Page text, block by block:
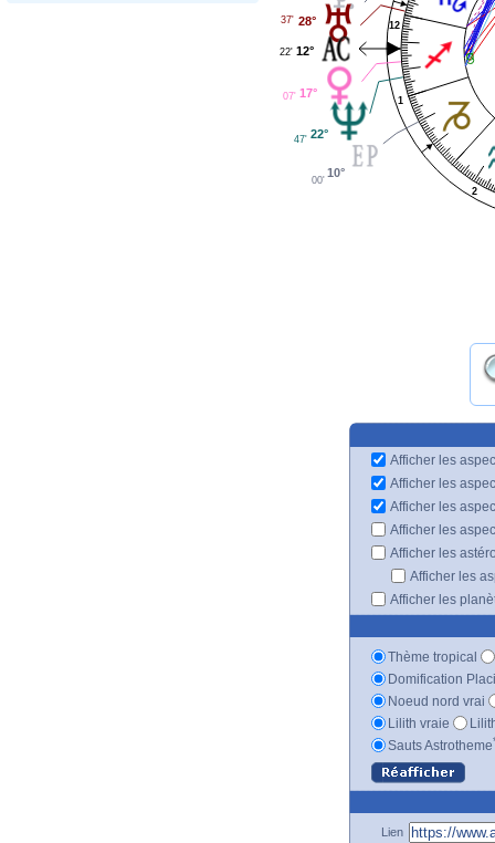
1
2
12
28°
37'
12°
22'
17°
07'
22°
47'
10°
00'
Afficher les
Afficher les
Afficher les
Afficher les
Afficher les
Afficher les
Afficher les
Thème tropical
Domification
Noeud nord vrai
Lilith vraie
Sauts Astrotheme
Lien